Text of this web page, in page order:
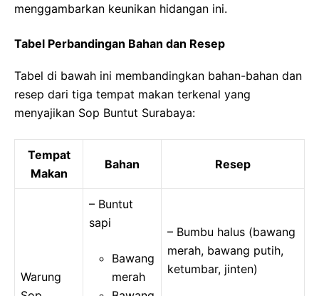
menggambarkan keunikan hidangan ini.
Tabel Perbandingan Bahan dan Resep
Tabel di bawah ini membandingkan bahan-bahan dan
resep dari tiga tempat makan terkenal yang
menyajikan Sop Buntut Surabaya:
Tempat
Makan
Bahan Resep
Warung
– Buntut
sapi
Bawang
merah
– Bumbu halus (bawang
merah, bawang putih,
ketumbar, jinten)